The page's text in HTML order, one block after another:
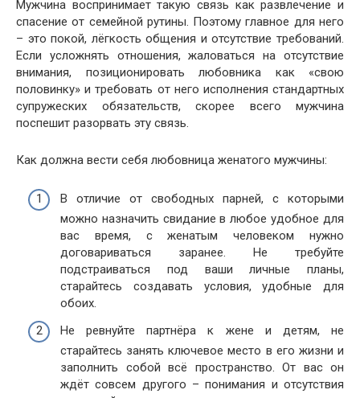
Мужчина воспринимает такую связь как развлечение и
спасение от семейной рутины. Поэтому главное для него
– это покой, лёгкость общения и отсутствие требований.
Если усложнять отношения, жаловаться на отсутствие
внимания, позиционировать любовника как «свою
половинку» и требовать от него исполнения стандартных
супружеских обязательств, скорее всего мужчина
поспешит разорвать эту связь.
Как должна вести себя любовница женатого мужчины:
В отличие от свободных парней, с которыми
можно назначить свидание в любое удобное для
вас время, с женатым человеком нужно
договариваться заранее. Не требуйте
подстраиваться под ваши личные планы,
старайтесь создавать условия, удобные для
обоих.
Не ревнуйте партнёра к жене и детям, не
старайтесь занять ключевое место в его жизни и
заполнить собой всё пространство. От вас он
ждёт совсем другого – понимания и отсутствия